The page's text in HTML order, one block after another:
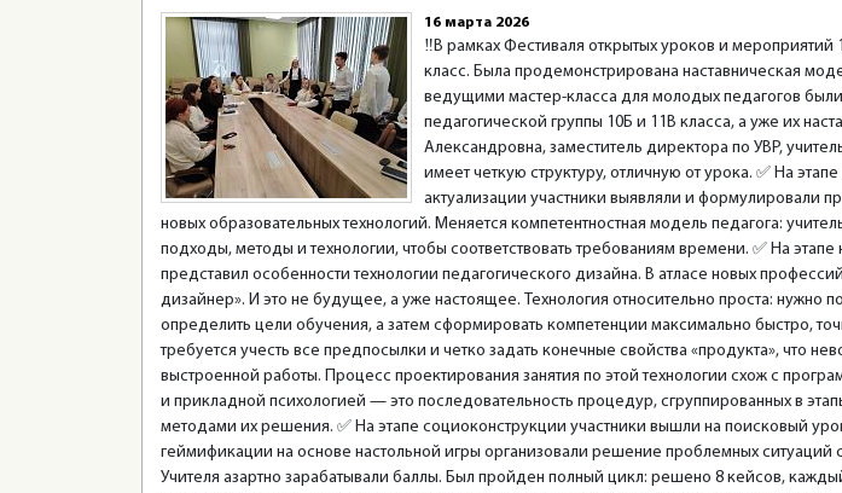
16 марта 2026
‼️В рамках Фестиваля открытых уроков и
класс. Была продемонстрирована наставническая
ведущими мастер-класса для молодых педагогов
педагогической группы 10Б и 11В класса, а уже их
Александровна, заместитель директора по УВР,
имеет четкую структуру, отличную от урока. ✅️ На
актуализации участники выявляли и формулировали
новых образовательных технологий. Меняется компетентностная модель педагога:
подходы, методы и технологии, чтобы соответствовать требованиям времени. ✅️ На
представил особенности технологии педагогического дизайна. В атласе новых
дизайнер». И это не будущее, а уже настоящее. Технология относительно проста: нужно
определить цели обучения, а затем сформировать компетенции максимально быстро,
требуется учесть все предпосылки и четко задать конечные свойства «продукта», что
выстроенной работы. Процесс проектирования занятия по этой технологии схож с
и прикладной психологией — это последовательность процедур, сгруппированных в
методами их решения. ✅️ На этапе социоконструкции участники вышли на поисковый
геймификации на основе настольной игры организовали решение проблемных ситуаций
Учителя азартно зарабатывали баллы. Был пройден полный цикл: решено 8 кейсов,